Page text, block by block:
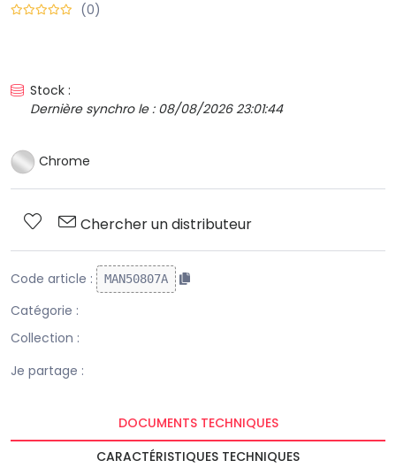
(0)
Stock :
Dernière synchro le : 08/08/2026 23:01:44
Chrome
Chercher un distributeur
Code article : MAN50807A
Catégorie :
Collection :
Je partage :
DOCUMENTS TECHNIQUES
CARACTÉRISTIQUES TECHNIQUES